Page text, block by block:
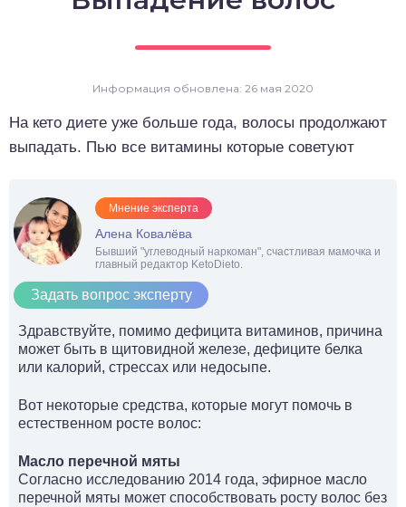
Информация обновлена: 26 мая 2020
На кето диете уже больше года, волосы продолжают
выпадать. Пью все витамины которые советуют
Мнение эксперта
Алена Ковалёва
Бывший "углеводный наркоман", счастливая мамочка и
главный редактор KetoDieto.
Задать вопрос эксперту
Здравствуйте, помимо дефицита витаминов, причина
может быть в щитовидной железе, дефиците белка
или калорий, стрессах или недосыпе.
Вот некоторые средства, которые могут помочь в
естественном росте волос:
Масло перечной мяты
Согласно исследованию 2014 года, эфирное масло
перечной мяты может способствовать росту волос без
напитки